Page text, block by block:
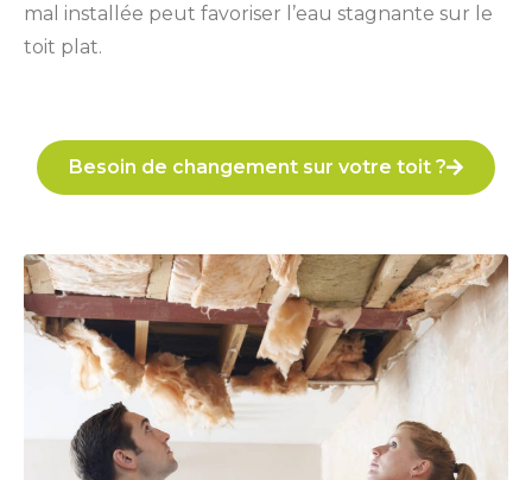
mal installée peut favoriser l’eau stagnante sur le
toit plat.
Besoin de changement sur votre toit ?